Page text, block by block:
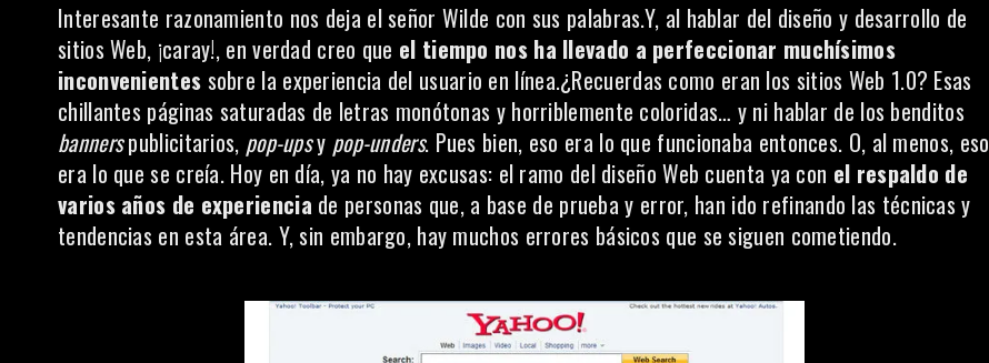
Interesante razonamiento nos deja el señor Wilde con sus palabras.Y, al hablar del diseño y desarrollo de
sitios Web, ¡caray!, en verdad creo que el tiempo nos ha llevado a perfeccionar muchísimos
inconvenientes sobre la experiencia del usuario en línea.¿Recuerdas como eran los sitios Web 1.0? Esas
chillantes páginas saturadas de letras monótonas y horriblemente coloridas… y ni hablar de los benditos
bannerspublicitarios, pop-upsy pop-unders. Pues bien, eso era lo que funcionaba entonces. O, al menos, eso
era lo que se creía. Hoy en día, ya no hay excusas: el ramo del diseño Web cuenta ya con el respaldo de
varios años de experiencia de personas que, a base de prueba y error, han ido refinando las técnicas y
tendencias en esta área. Y, sin embargo, hay muchos errores básicos que se siguen cometiendo.